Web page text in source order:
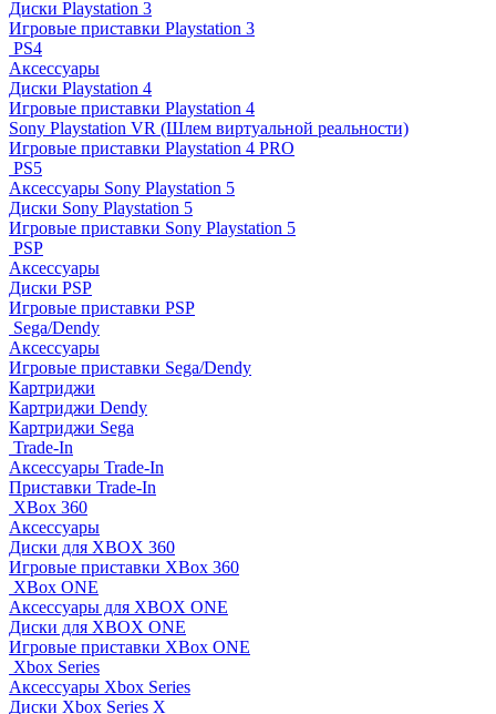
Диски Playstation 3
Игровые приставки Playstation 3
PS4
Аксессуары
Диски Playstation 4
Игровые приставки Playstation 4
Sony Playstation VR (Шлем виртуальной реальности)
Игровые приставки Playstation 4 PRO
PS5
Аксессуары Sony Playstation 5
Диски Sony Playstation 5
Игровые приставки Sony Playstation 5
PSP
Аксессуары
Диски PSP
Игровые приставки PSP
Sega/Dendy
Аксессуары
Игровые приставки Sega/Dendy
Картриджи
Картриджи Dendy
Картриджи Sega
Trade-In
Аксессуары Trade-In
Приставки Trade-In
XBox 360
Аксессуары
Диски для XBOX 360
Игровые приставки XBox 360
XBox ONE
Аксессуары для XBOX ONE
Диски для XBOX ONE
Игровые приставки XBox ONE
Xbox Series
Аксессуары Xbox Series
Диски Xbox Series X